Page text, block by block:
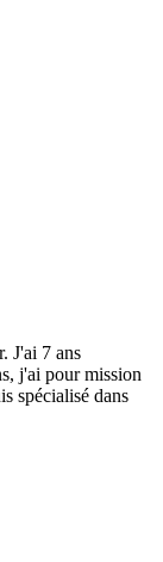
J'ai 7 ans
j'ai pour mission
spécialisé dans